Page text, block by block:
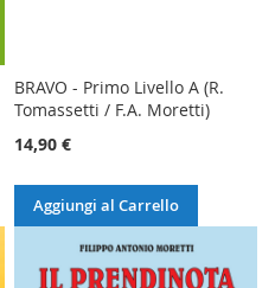
BRAVO - Primo Livello A (R.
Tomassetti / F.A. Moretti)
14,90 €
Aggiungi al Carrello